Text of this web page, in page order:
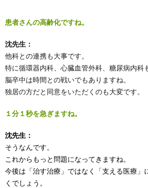
患者さんの高齢化ですね。
沈先生：
他科との連携も大事です。
特に循環器内科、心臓血管外科、糖尿病内科
脳卒中は時間との戦いでもありますね。
独居の方だと同意をいただくのも大変です。
１分１秒を急ぎますね。
沈先生：
そうなんです。
これからもっと問題になってきますね。
今後は「治す治療」ではなく「支える医療」
くでしょう。